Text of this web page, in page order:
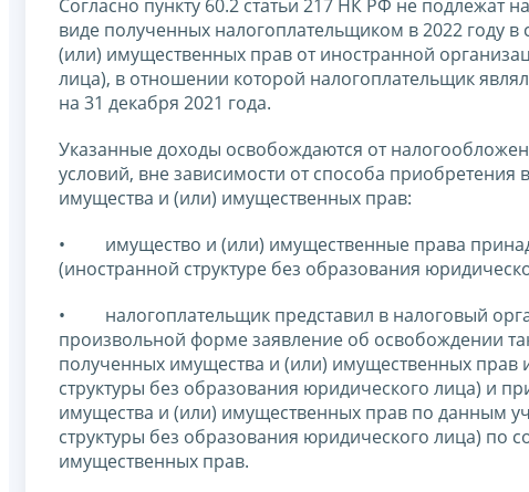
Согласно пункту 60.2 статьи 217 НК РФ не
виде полученных налогоплательщиком в 2022 году
(или) имущественных прав от иностранной
лица), в отношении которой налогоплательщик
на 31 декабря 2021 года.
Указанные доходы освобождаются от
условий, вне зависимости от способа
имущества и (или) имущественных прав:
• имущество и (или) имущественные права
(иностранной структуре без образования
• налогоплательщик представил в налоговый
произвольной форме заявление об освобождении
полученных имущества и (или) имущественных
структуры без образования юридического лица) и
имущества и (или) имущественных прав по данным
структуры без образования юридического лица) по
имущественных прав.